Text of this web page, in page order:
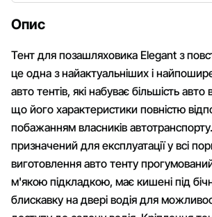
Опис
Тент для позашляховика Elegant з
це одна з найактуальніших і
авто тентів, які набуває більшість авто
що його характеристики повністю
побажанням власників
призначений для експлуатації у всі
виготовлення авто тенту
м'якою підкладкою, має кишені під
блискавку на двері водія для